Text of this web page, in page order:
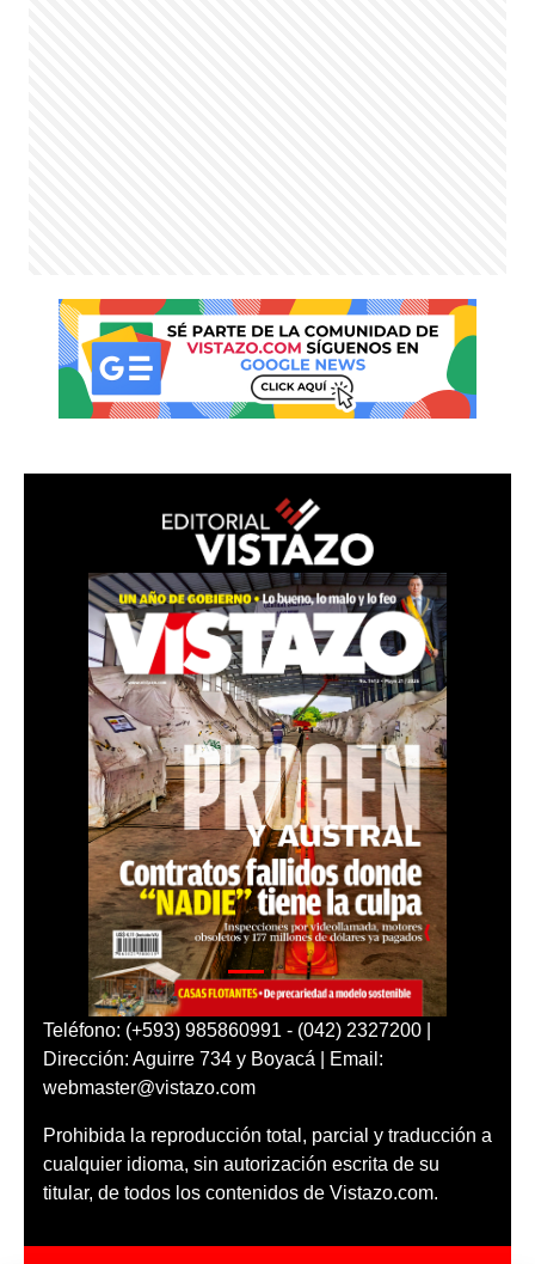
Teléfono: (+593) 985860991 - (042) 2327200 |
Dirección: Aguirre 734 y Boyacá | Email:
webmaster@vistazo.com
Prohibida la reproducción total, parcial y traducción a
cualquier idioma, sin autorización escrita de su
titular, de todos los contenidos de Vistazo.com.